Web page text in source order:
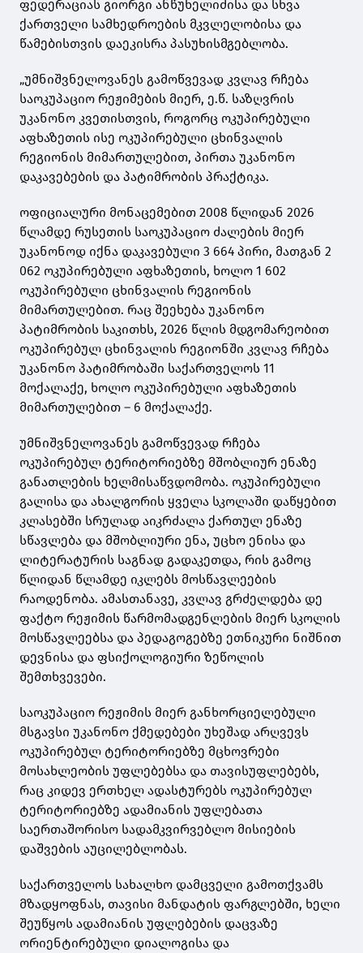
ფედერაციას გიორგი ანწუხელიძისა და სხვა
ქართველი სამხედროების მკვლელობისა და
წამებისთვის დაეკისრა პასუხისმგებლობა.
„უმნიშვნელოვანეს გამოწვევად კვლავ რჩება
საოკუპაციო რეჟიმების მიერ, ე.წ. საზღვრის
უკანონო კვეთისთვის, როგორც ოკუპირებული
აფხაზეთის ისე ოკუპირებული ცხინვალის
რეგიონის მიმართულებით, პირთა უკანონო
დაკავებების და პატიმრობის პრაქტიკა.
ოფიციალური მონაცემებით 2008 წლიდან 2026
წლამდე რუსეთის საოკუპაციო ძალების მიერ
უკანონოდ იქნა დაკავებული 3 664 პირი, მათგან 2
062 ოკუპირებული აფხაზეთის, ხოლო 1 602
ოკუპირებული ცხინვალის რეგიონის
მიმართულებით. რაც შეეხება უკანონო
პატიმრობის საკითხს, 2026 წლის მდგომარეობით
ოკუპირებულ ცხინვალის რეგიონში კვლავ რჩება
უკანონო პატიმრობაში საქართველოს 11
მოქალაქე, ხოლო ოკუპირებული აფხაზეთის
მიმართულებით – 6 მოქალაქე.
უმნიშვნელოვანეს გამოწვევად რჩება
ოკუპირებულ ტერიტორიებზე მშობლიურ ენაზე
განათლების ხელმისაწვდომობა. ოკუპირებული
გალისა და ახალგორის ყველა სკოლაში დაწყებით
კლასებში სრულად აიკრძალა ქართულ ენაზე
სწავლება და მშობლიური ენა, უცხო ენისა და
ლიტერატურის საგნად გადაკეთდა, რის გამოც
წლიდან წლამდე იკლებს მოსწავლეების
რაოდენობა. ამასთანავე, კვლავ გრძელდება დე
ფაქტო რეჟიმის წარმომადგენლების მიერ სკოლის
მოსწავლეებსა და პედაგოგებზე ეთნიკური ნიშნით
დევნისა და ფსიქოლოგიური ზეწოლის
შემთხვევები.
საოკუპაციო რეჟიმის მიერ განხორციელებული
მსგავსი უკანონო ქმედებები უხეშად არღვევს
ოკუპირებულ ტერიტორიებზე მცხოვრები
მოსახლეობის უფლებებსა და თავისუფლებებს,
რაც კიდევ ერთხელ ადასტურებს ოკუპირებულ
ტერიტორიებზე ადამიანის უფლებათა
საერთაშორისო სადამკვირვებლო მისიების
დაშვების აუცილებლობას.
საქართველოს სახალხო დამცველი გამოთქვამს
მზადყოფნას, თავისი მანდატის ფარგლებში, ხელი
შეუწყოს ადამიანის უფლებების დაცვაზე
ორიენტირებული დიალოგისა და